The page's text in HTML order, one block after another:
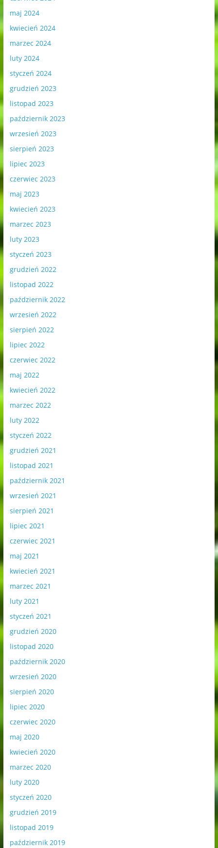
maj 2024
kwiecień 2024
marzec 2024
luty 2024
styczeń 2024
grudzień 2023
listopad 2023
październik 2023
wrzesień 2023
sierpień 2023
lipiec 2023
czerwiec 2023
maj 2023
kwiecień 2023
marzec 2023
luty 2023
styczeń 2023
grudzień 2022
listopad 2022
październik 2022
wrzesień 2022
sierpień 2022
lipiec 2022
czerwiec 2022
maj 2022
kwiecień 2022
marzec 2022
luty 2022
styczeń 2022
grudzień 2021
listopad 2021
październik 2021
wrzesień 2021
sierpień 2021
lipiec 2021
czerwiec 2021
maj 2021
kwiecień 2021
marzec 2021
luty 2021
styczeń 2021
grudzień 2020
listopad 2020
październik 2020
wrzesień 2020
sierpień 2020
lipiec 2020
czerwiec 2020
maj 2020
kwiecień 2020
marzec 2020
luty 2020
styczeń 2020
grudzień 2019
listopad 2019
październik 2019